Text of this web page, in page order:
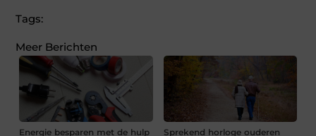
Tags:
Meer Berichten
Energie besparen met de hulp
Sprekend horloge ouderen